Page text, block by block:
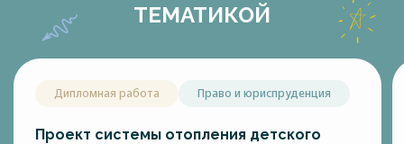
ТЕМАТИКОЙ
Дипломная работа Право и юриспруденция
Проект системы отопления детского